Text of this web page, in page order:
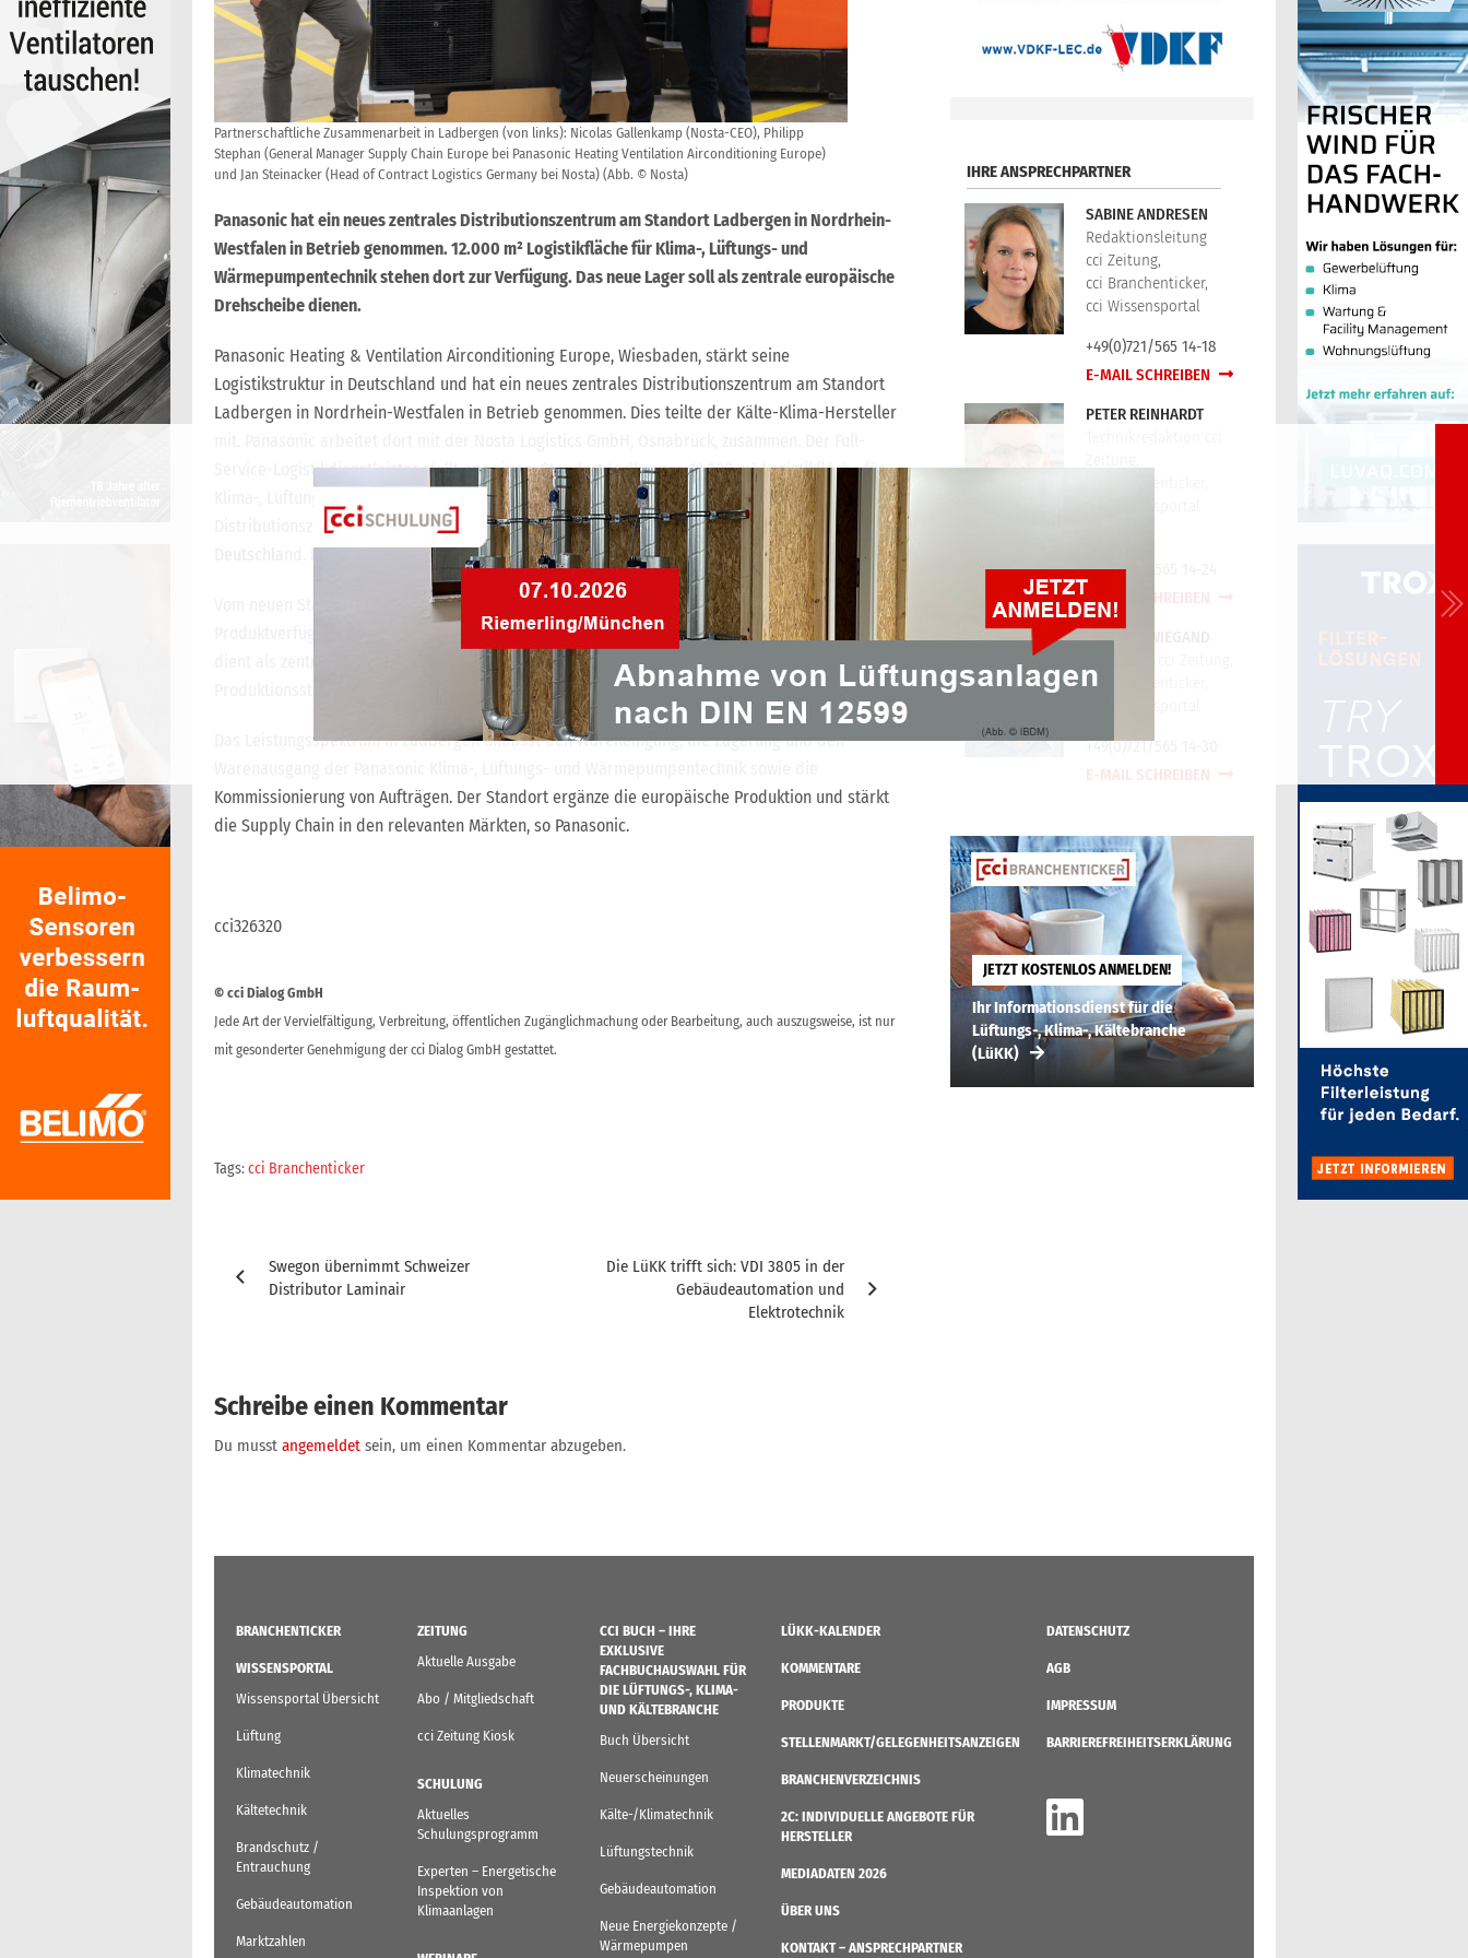
Partnerschaftliche Zusammenarbeit in Ladbergen (von links): Nicolas Gallenkamp (Nosta-CEO), Philipp
Stephan (General Manager Supply Chain Europe bei Panasonic Heating Ventilation Airconditioning Europe)
und Jan Steinacker (Head of Contract Logistics Germany bei Nosta) (Abb. © Nosta)
Panasonic hat ein neues zentrales Distributionszentrum am Standort Ladbergen in Nordrhein-
Westfalen in Betrieb genommen. 12.000 m² Logistikfläche für Klima-, Lüftungs- und
Wärmepumpentechnik stehen dort zur Verfügung. Das neue Lager soll als zentrale europäische
Drehscheibe dienen.
Panasonic Heating & Ventilation Airconditioning Europe, Wiesbaden, stärkt seine
Logistikstruktur in Deutschland und hat ein neues zentrales Distributionszentrum am Standort
Ladbergen in Nordrhein-Westfalen in Betrieb genommen. Dies teilte der Kälte-Klima-Hersteller
Service-Logistikdienstleister stelltanseinem Standort Ladbergen 12.000 m² Logistikfläche für
Klima-, Lüftungs- und Wärmepumpentechnik bereit. Panasonic investiert mit dem neuen
Distributionszentrum nach eigener Aussage inden Ausbau seiner Lieferfähigkeit in
d. Der Wareneingang ist im Juni angelaufen, seit Juli erfolgt der Warenausgang.
erspricht sich Panasonic kürzere Transportwege und eine verbesserte
Produktverfügbarkeit. Das neue Lager ist in die europäische Logistikstruktur eingebunden und
dient als zentrale Drehscheibe: Waren aus europäischen und asiatischen
Produktionsstandorten werden hier gebündelt und an Kunden in Deutschland ausgeliefert.
Das Leistungsspektrum in Ladbergen umfasst den Wareneingang, die Lagerung und den
Kommissionierung von Aufträgen. Der Standort ergänze die europäische Produktion und stärkt
die Supply Chain in den relevanten Märkten, so Panasonic.
cci326320
© cci Dialog GmbH
Jede Art der Vervielfältigung, Verbreitung, öffentlichen Zugänglichmachung oder Bearbeitung, auch auszugsweise, ist nur
mit gesonderter Genehmigung der cci Dialog GmbH gestattet.
Tags:cci Branchenticker
Swegon übernimmt Schweizer
Distributor Laminair
Die LüKK trifft sich: VDI 3805 in der
Gebäudeautomation und
Elektrotechnik
Schreibe einen Kommentar
Du musst angemeldet sein, um einen Kommentar abzugeben.
IHRE ANSPRECHPARTNER
SABINE ANDRESEN
Redaktionsleitung
cci Zeitung,
cci Branchenticker,
cci Wissensportal
+49(0)721/565 14-18
E-MAIL SCHREIBEN
PETER REINHARDT
+49(0)721/565 14-24
E-MAIL SCHREIBEN
TORSTEN WIEGAND
cci Branchenticker,
+49(0)721/565 14-30
E-MAIL SCHREIBEN
JETZT KOSTENLOS ANMELDEN!
Ihr Informationsdienst für die
Lüftungs-, Klima-, Kältebranche
(LüKK)
BRANCHENTICKER
WISSENSPORTAL
Wissensportal Übersicht
Lüftung
Klimatechnik
Kältetechnik
Brandschutz /
Entrauchung
Gebäudeautomation
Marktzahlen
ZEITUNG
Aktuelle Ausgabe
Abo / Mitgliedschaft
cci Zeitung Kiosk
SCHULUNG
Aktuelles
Schulungsprogramm
Experten – Energetische
Inspektion von
Klimaanlagen
CCI BUCH – IHRE
EXKLUSIVE
FACHBUCHAUSWAHL FÜR
DIE LÜFTUNGS-, KLIMA-
UND KÄLTEBRANCHE
Buch Übersicht
Neuerscheinungen
Kälte-/Klimatechnik
Lüftungstechnik
Gebäudeautomation
Neue Energiekonzepte /
Wärmepumpen
LÜKK-KALENDER
KOMMENTARE
PRODUKTE
STELLENMARKT/GELEGENHEITSANZEIGEN
BRANCHENVERZEICHNIS
2C: INDIVIDUELLE ANGEBOTE FÜR
HERSTELLER
MEDIADATEN 2026
ÜBER UNS
KONTAKT – ANSPRECHPARTNER
DATENSCHUTZ
AGB
IMPRESSUM
BARRIEREFREIHEITSERKLÄRUNG